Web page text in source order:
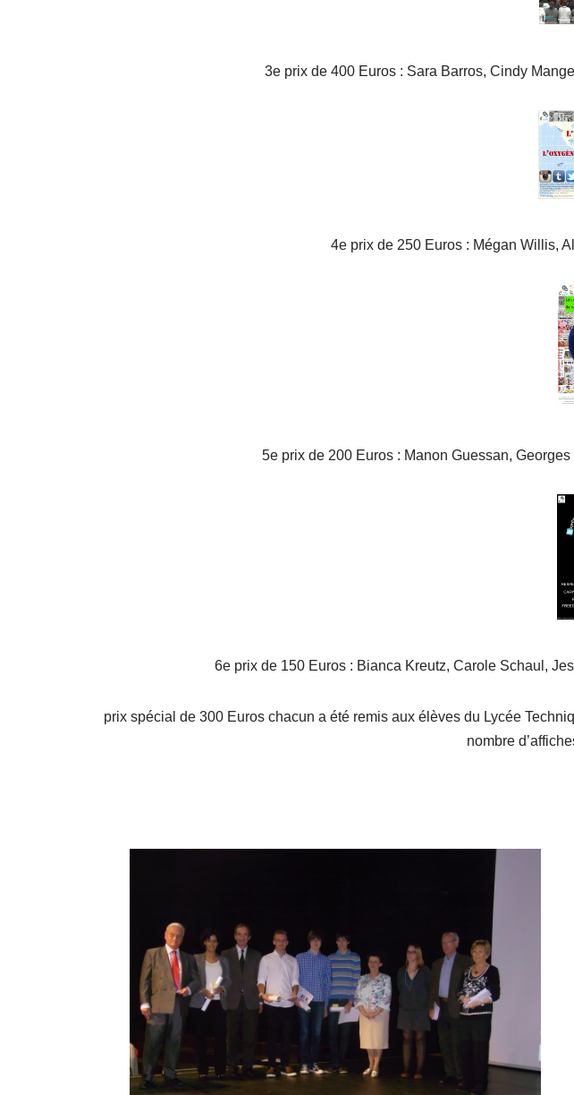
3e prix de 400 Euros : Sara Barros, Cindy
4e prix de 250 Euros : Mégan Willis,
5e prix de 200 Euros : Manon Guessan,
6e prix de 150 Euros : Bianca Kreutz, Carole Schaul,
prix spécial de 300 Euros chacun a été remis aux élèves du Lycée
nombre